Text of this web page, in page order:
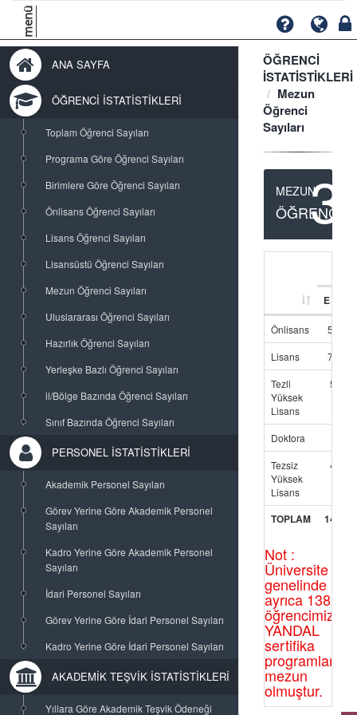
menü
ANA SAYFA
ÖĞRENCİ İSTATİSTİKLERİ
Toplam Öğrenci Sayıları
Programa Göre Öğrenci Sayıları
Birimlere Göre Öğrenci Sayıları
Önlisans Öğrenci Sayıları
Lisans Öğrenci Sayıları
Lisansüstü Öğrenci Sayıları
Mezun Öğrenci Sayıları
Uluslararası Öğrenci Sayıları
Hazırlık Öğrenci Sayıları
Yerleşke Bazlı Öğrenci Sayıları
il/Bölge Bazında Öğrenci Sayıları
Sınıf Bazında Öğrenci Sayıları
PERSONEL İSTATİSTİKLERİ
Akademik Personel Sayıları
Görev Yerine Göre Akademik Personel
Sayıları
Kadro Yerine Göre Akademik Personel
Sayıları
İdari Personel Sayıları
Görev Yerine Göre İdari Personel Sayıları
Kadro Yerine Göre İdari Personel Sayıları
AKADEMİK TEŞVİK İSTATİSTİKLERİ
Yıllara Göre Akademik Teşvik Ödeneği
ÖĞRENCİ
İSTATİSTİKLERİ
Mezun
Öğrenci
Sayıları
MEZUN
ÖĞRENCİ
E
Önlisans
571
Lisans
787
Tezli
Yüksek
Lisans
55
Doktora
Tezsiz
Yüksek
Lisans
44
TOPLAM 1452
Not :
Üniversite
genelinde
ayrıca 138
öğrencimiz
YANDAL
sertifika
mezun
olmuştur.